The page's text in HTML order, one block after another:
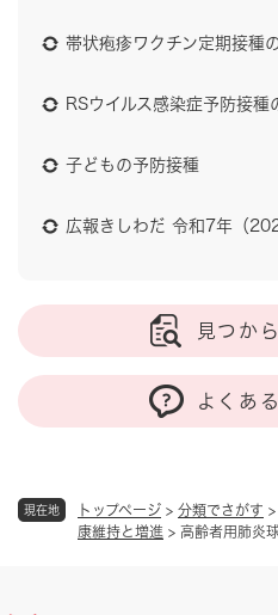
現在地 トップページ > 分類でさがす >
康維持と増進 > 高齢者用肺炎
帯状疱疹ワクチン定期接種
RSウイルス感染症予防接種
子どもの予防接種
広報きしわだ 令和7年（
見つか
よくあ